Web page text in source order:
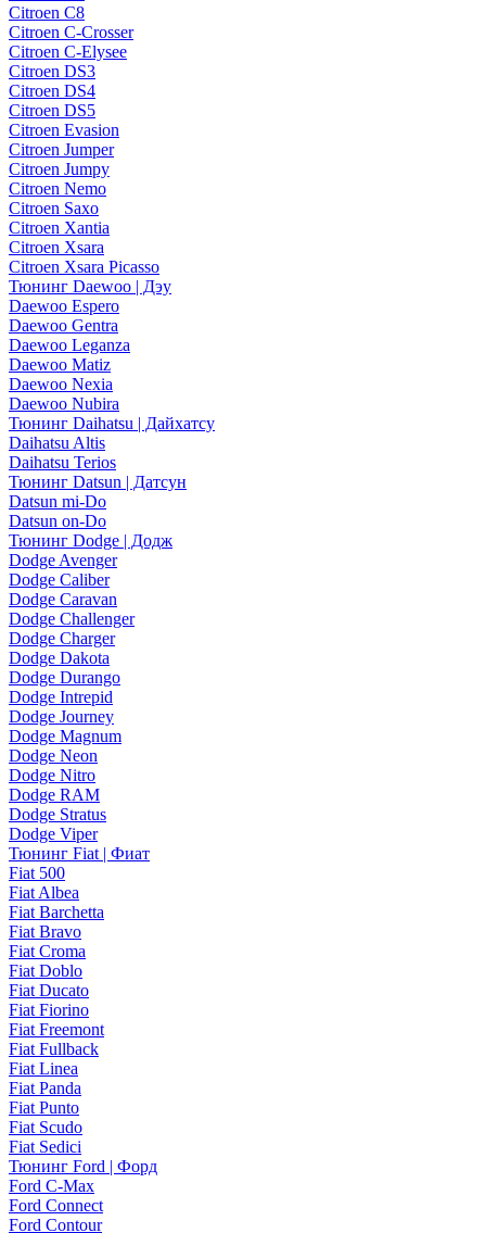
Citroen C8
Citroen C-Crosser
Citroen C-Elysee
Citroen DS3
Citroen DS4
Citroen DS5
Citroen Evasion
Citroen Jumper
Citroen Jumpy
Citroen Nemo
Citroen Saxo
Citroen Xantia
Citroen Xsara
Citroen Xsara Picasso
Тюнинг Daewoo | Дэу
Daewoo Espero
Daewoo Gentra
Daewoo Leganza
Daewoo Matiz
Daewoo Nexia
Daewoo Nubira
Тюнинг Daihatsu | Дайхатсу
Daihatsu Altis
Daihatsu Terios
Тюнинг Datsun | Датсун
Datsun mi-Do
Datsun on-Do
Тюнинг Dodge | Додж
Dodge Avenger
Dodge Caliber
Dodge Caravan
Dodge Challenger
Dodge Charger
Dodge Dakota
Dodge Durango
Dodge Intrepid
Dodge Journey
Dodge Magnum
Dodge Neon
Dodge Nitro
Dodge RAM
Dodge Stratus
Dodge Viper
Тюнинг Fiat | Фиат
Fiat 500
Fiat Albea
Fiat Barchetta
Fiat Bravo
Fiat Croma
Fiat Doblo
Fiat Ducato
Fiat Fiorino
Fiat Freemont
Fiat Fullback
Fiat Linea
Fiat Panda
Fiat Punto
Fiat Scudo
Fiat Sedici
Тюнинг Ford | Форд
Ford C-Max
Ford Connect
Ford Contour